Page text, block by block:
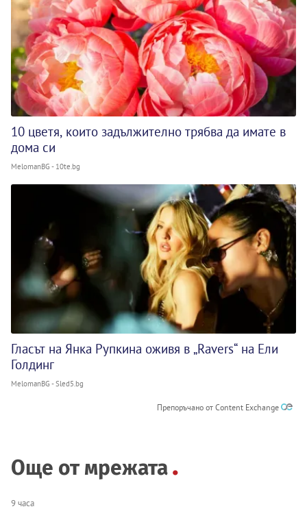
10 цветя, които задължително трябва да имате в
дома си
MelomanBG - 10te.bg
Гласът на Янка Рупкина оживя в „Ravers“ на Ели
Голдинг
MelomanBG - Sled5.bg
Препоръчано от Content Exchange
Още от мрежата
9 часа